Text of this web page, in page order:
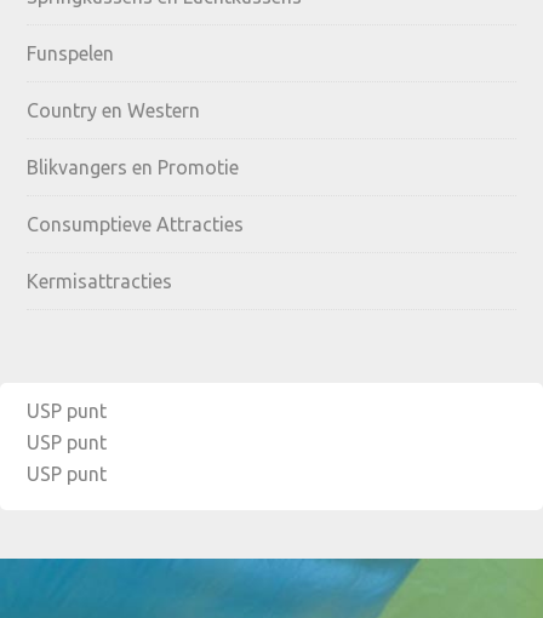
Funspelen
Country en Western
Blikvangers en Promotie
Consumptieve Attracties
Kermisattracties
USP punt
USP punt
USP punt